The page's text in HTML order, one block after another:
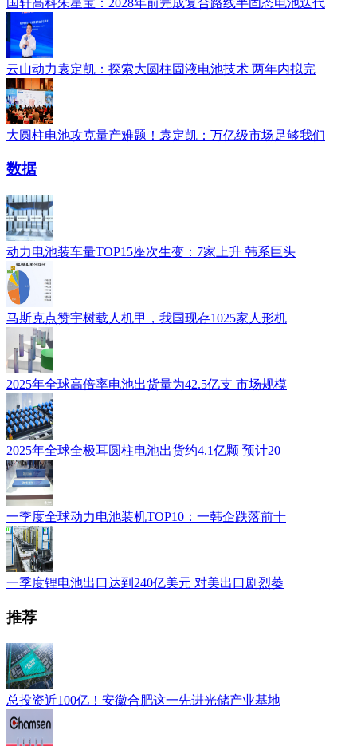
云山动力袁定凯：探索大圆柱固液电池技术 两年内拟完
大圆柱电池攻克量产难题！袁定凯：万亿级市场足够我们
数据
动力电池装车量TOP15座次生变：7家上升 韩系巨头
马斯克点赞宇树载人机甲，我国现存1025家人形机
2025年全球高倍率电池出货量为42.5亿支 市场规模
2025年全球全极耳圆柱电池出货约4.1亿颗 预计20
一季度全球动力电池装机TOP10：一韩企跌落前十
一季度锂电池出口达到240亿美元 对美出口剧烈萎
推荐
总投资近100亿！安徽合肥这一先进光储产业基地